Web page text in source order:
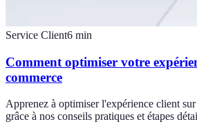
Service Client6 min
Comment optimiser votre
commerce
Apprenez à optimiser l'expérience client
grâce à nos conseils pratiques et étapes